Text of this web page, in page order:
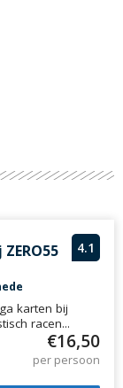
4.1
karten bij
racen...
€16,50
per persoon